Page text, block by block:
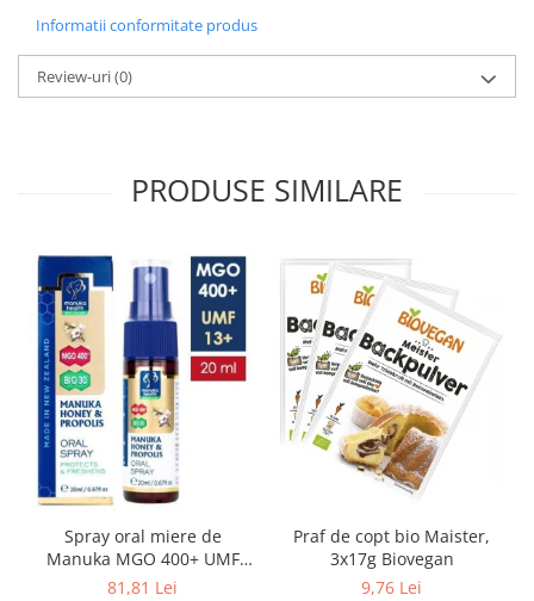
Informatii conformitate produs
Review-uri(0)
PRODUSE SIMILARE
Spray oral miere de
Manuka MGO 400+ UMF
13+ cu Propolis (20ml)
81,81 Lei
Praf de copt bio Maister,
3x17g Biovegan
9,76 Lei